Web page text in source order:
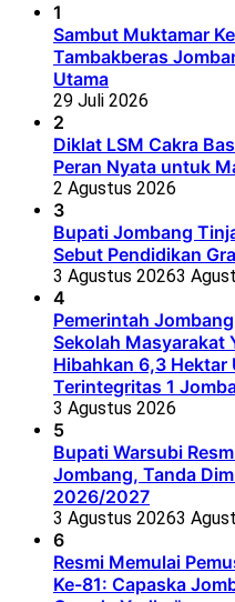
1
Sambut Muktamar
Tambakberas
Utama
29 Juli 2026
2
Diklat LSM Cakra
Peran Nyata untuk
2 Agustus 2026
3
Bupati Jombang
Sebut Pendidikan
3 Agustus 20263
4
Pemerintah
Sekolah Masyarakat
Hibahkan 6,3 Hektar
Terintegritas 1
3 Agustus 2026
5
Bupati Warsubi
Jombang, Tanda
2026/2027
3 Agustus 20263
6
Resmi Memulai
Ke-81: Capaska